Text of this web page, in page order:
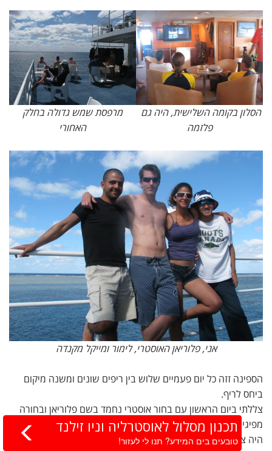
הסלון בקומה השלישית, היה גם
פלזמה
מרפסת שמש גדולה בחלק
האחורי
אני, פלוריאן האוסטרי, לימור ומייקל מקנדה
הספינה זזה כל יום פעמיים שלוש בין ריפים שונים ומשנה מיקום
ביחס לריף.
צללתי ביום הראשון עם בחור אוסטרי נחמד בשם פלוריאן ובחורה
מפיגי' ומהיום השני התחלפה הפיגי'ת בישראלית בשם לימור (לא
היה צורך לצלול עם מדריך אלא פשוט בוחרים צולל אחר לצלול
תכנון מסלול לאוסטרליה וניו זילנד
טובעים בים המידע? תנו לי לעזור!